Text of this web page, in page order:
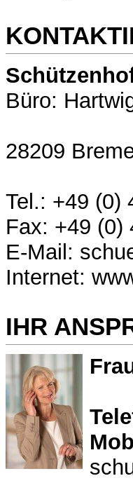
Büro:
28209
Tel.: +49 (0)
Fax: +49 (0)
E-Mail:
Internet:
IHR